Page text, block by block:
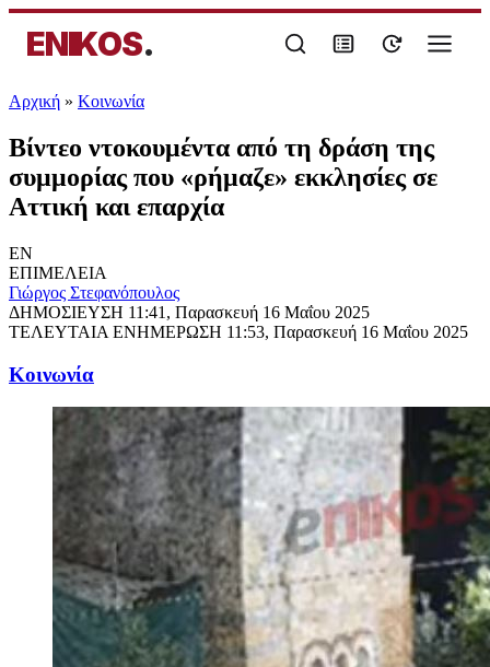
ENIKOS.
Αρχική » Κοινωνία
Βίντεο ντοκουμέντα από τη δράση της
συμμορίας που «ρήμαζε» εκκλησίες σε
Αττική και επαρχία
EN
ΕΠΙΜΕΛΕΙΑ
Γιώργος Στεφανόπουλος
ΔΗΜΟΣΙΕΥΣΗ 11:41, Παρασκευή 16 Μαΐου 2025
ΤΕΛΕΥΤΑΙΑ ΕΝΗΜΕΡΩΣΗ 11:53, Παρασκευή 16 Μαΐου 2025
Κοινωνία